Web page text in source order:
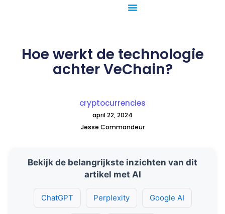
Hoe werkt de technologie
achter VeChain?
cryptocurrencies
april 22, 2024
Jesse Commandeur
Bekijk de belangrijkste inzichten van dit
artikel met AI
ChatGPT Perplexity Google AI